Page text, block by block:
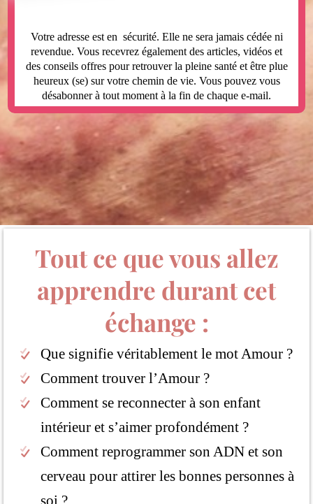
Votre adresse est en sécurité. Elle ne sera jamais cédée ni
revendue. Vous recevrez également des articles, vidéos et
des conseils offres pour retrouver la pleine santé et être plue
heureux (se) sur votre chemin de vie. Vous pouvez vous
désabonner à tout moment à la fin de chaque e-mail.
Tout ce que vous allez
apprendre durant cet
échange :
Que signifie véritablement le mot Amour ?
Comment trouver l’Amour ?
Comment se reconnecter à son enfant
intérieur et s’aimer profondément ?
Comment reprogrammer son ADN et son
cerveau pour attirer les bonnes personnes à
soi ?